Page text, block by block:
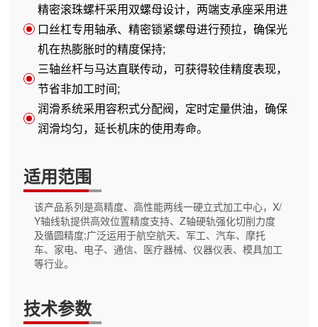
精密滚珠螺杆采用双螺母设计，两端支承座采用进
口丝杠专用轴承、精密锁紧螺母进行预拉，确保光
机在热膨胀时的精度保持;
三轴丝杆与马达直联传动，可获得较佳精度表现，
节省非加工时间;
润滑系统采用容积式分配阀，定时定量供油，确保
润滑均匀，延长机床的使用寿命。
适用范围
该产品系列是高精度、高性能两线一硬立式加工中心，X/
Y轴线轨提供高效位置精度支持、Z轴硬轨强化切削力度
及循圆精度;广泛运用于航空航天、军工、汽车、摩托
车、家电、电子、通信、医疗器械、仪器仪表、模具加工
等行业。
技术参数